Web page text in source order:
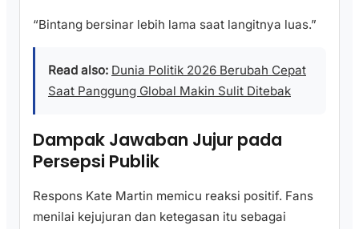
“Bintang bersinar lebih lama saat langitnya luas.”
Read also: Dunia Politik 2026 Berubah Cepat
Saat Panggung Global Makin Sulit Ditebak
Dampak Jawaban Jujur pada
Persepsi Publik
Respons Kate Martin memicu reaksi positif. Fans
menilai kejujuran dan ketegasan itu sebagai